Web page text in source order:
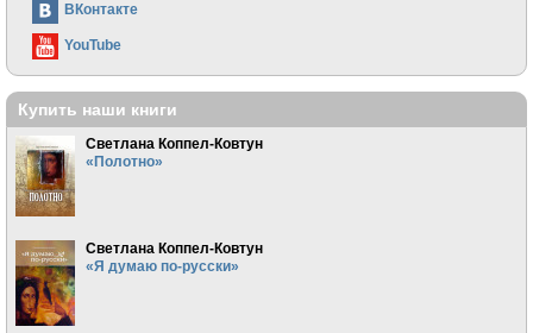
ВКонтакте
YouTube
Купить наши книги
Светлана Коппел-Ковтун
«Полотно»
Светлана Коппел-Ковтун
«Я думаю по-русски»